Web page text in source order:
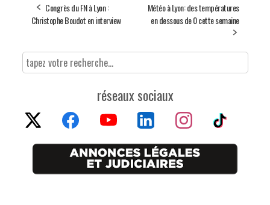
Congrès du FN à Lyon :
Christophe Boudot en interview
Météo à Lyon: des températures
en dessous de 0 cette semaine
réseaux sociaux